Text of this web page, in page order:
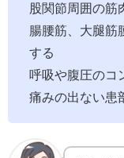
股関節周囲の筋
腸腰筋、大腿筋
する
呼吸や腹圧のコ
痛みの出ない患